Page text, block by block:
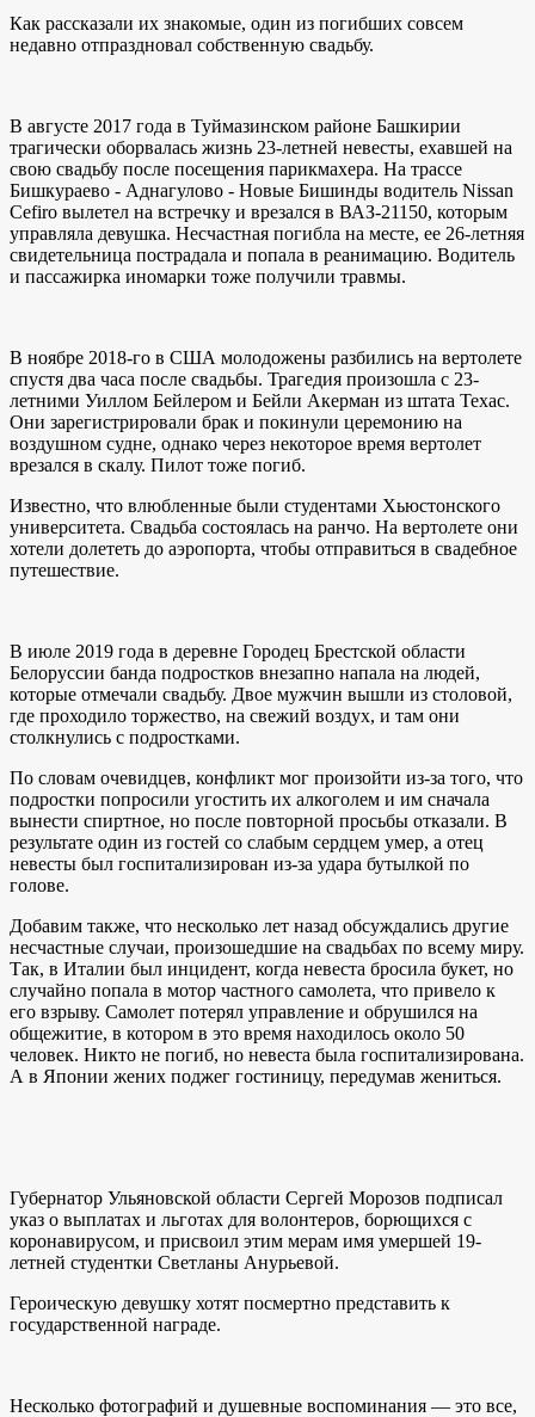
Как рассказали их знакомые, один из погибших совсем
недавно отпраздновал собственную свадьбу.
В августе 2017 года в Туймазинском районе Башкирии
трагически оборвалась жизнь 23-летней невесты, ехавшей на
свою свадьбу после посещения парикмахера. На трассе
Бишкураево - Аднагулово - Новые Бишинды водитель Nissan
Cefiro вылетел на встречку и врезался в ВАЗ-21150, которым
управляла девушка. Несчастная погибла на месте, ее 26-летняя
свидетельница пострадала и попала в реанимацию. Водитель
и пассажирка иномарки тоже получили травмы.
В ноябре 2018-го в США молодожены разбились на вертолете
спустя два часа после свадьбы. Трагедия произошла с 23-
летними Уиллом Бейлером и Бейли Акерман из штата Техас.
Они зарегистрировали брак и покинули церемонию на
воздушном судне, однако через некоторое время вертолет
врезался в скалу. Пилот тоже погиб.
Известно, что влюбленные были студентами Хьюстонского
университета. Свадьба состоялась на ранчо. На вертолете они
хотели долететь до аэропорта, чтобы отправиться в свадебное
путешествие.
В июле 2019 года в деревне Городец Брестской области
Белоруссии банда подростков внезапно напала на людей,
которые отмечали свадьбу. Двое мужчин вышли из столовой,
где проходило торжество, на свежий воздух, и там они
столкнулись с подростками.
По словам очевидцев, конфликт мог произойти из-за того, что
подростки попросили угостить их алкоголем и им сначала
вынести спиртное, но после повторной просьбы отказали. В
результате один из гостей со слабым сердцем умер, а отец
невесты был госпитализирован из-за удара бутылкой по
голове.
Добавим также, что несколько лет назад обсуждались другие
несчастные случаи, произошедшие на свадьбах по всему миру.
Так, в Италии был инцидент, когда невеста бросила букет, но
случайно попала в мотор частного самолета, что привело к
его взрыву. Самолет потерял управление и обрушился на
общежитие, в котором в это время находилось около 50
человек. Никто не погиб, но невеста была госпитализирована.
А в Японии жених поджег гостиницу, передумав жениться.
Губернатор Ульяновской области Сергей Морозов подписал
указ о выплатах и льготах для волонтеров, борющихся с
коронавирусом, и присвоил этим мерам имя умершей 19-
летней студентки Светланы Анурьевой.
Героическую девушку хотят посмертно представить к
государственной награде.
Несколько фотографий и душевные воспоминания — это все,